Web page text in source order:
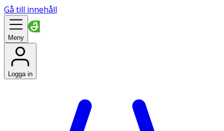
Gå till innehåll
Meny
Logga in